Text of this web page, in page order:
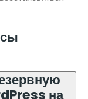
на